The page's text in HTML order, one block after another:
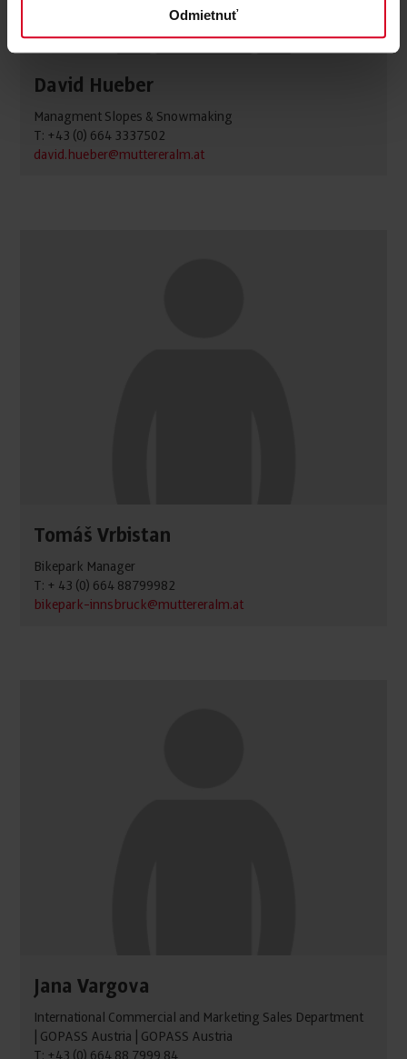
Odmietnuť
David Hueber
Managment Slopes & Snowmaking
T: +43 (0) 664 3337502
david.hueber@muttereralm.at
Tomáš Vrbistan
Bikepark Manager
T: + 43 (0) 664 88799982
bikepark-innsbruck@muttereralm.at
Jana Vargova
International Commercial and Marketing Sales Department
| GOPASS Austria | GOPASS Austria